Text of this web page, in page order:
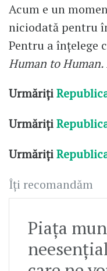
Acum e un
niciodată pentru
Pentru a înțelege
Human to
Urmăriți
Urmăriți
Urmăriți
Îți recomandăm
Piața